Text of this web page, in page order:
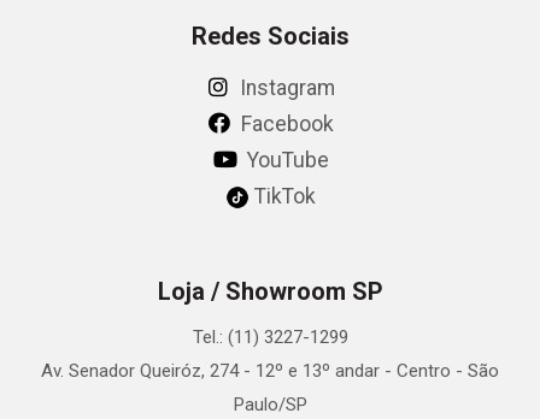
Redes Sociais
Instagram
Facebook
YouTube
TikTok
Loja / Showroom SP
Tel.: (11) 3227-1299
Av. Senador Queiróz, 274 - 12º e 13º andar - Centro - São
Paulo/SP